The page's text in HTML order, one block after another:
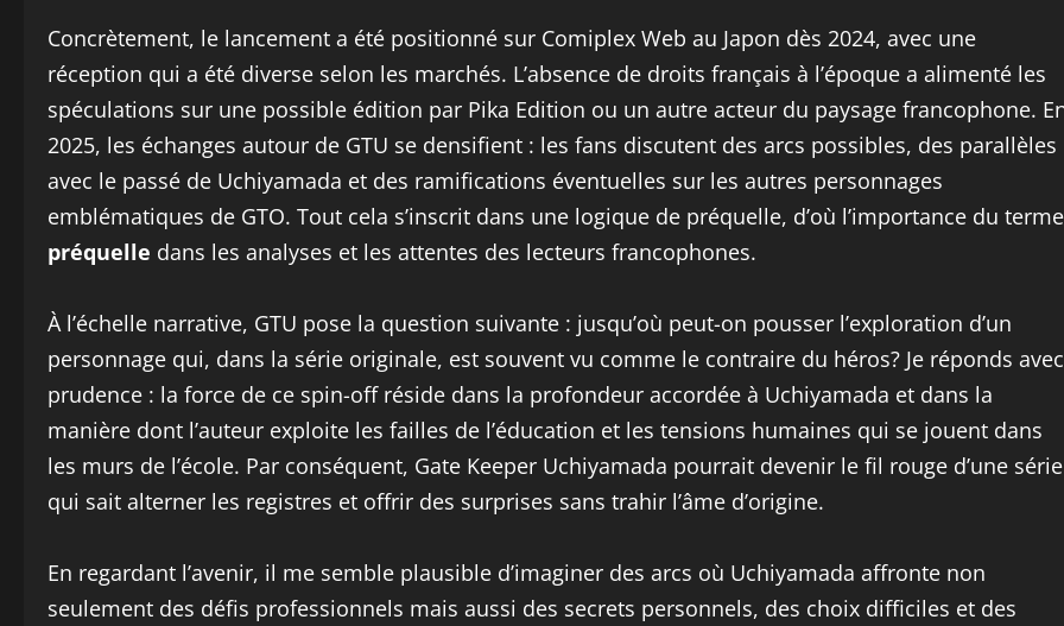
Concrètement, le lancement a été positionné sur Comiplex Web au Japon dès 2024, avec une
réception qui a été diverse selon les marchés. L’absence de droits français à l’époque a alimenté les
spéculations sur une possible édition par Pika Edition ou un autre acteur du paysage francophone.
2025, les échanges autour de GTU se densifient : les fans discutent des arcs possibles, des parallèles
avec le passé de Uchiyamada et des ramifications éventuelles sur les autres personnages
emblématiques de GTO. Tout cela s’inscrit dans une logique de préquelle, d’où l’importance du terme
préquelle dans les analyses et les attentes des lecteurs francophones.
À l’échelle narrative, GTU pose la question suivante : jusqu’où peut-on pousser l’exploration d’un
personnage qui, dans la série originale, est souvent vu comme le contraire du héros? Je réponds avec
prudence : la force de ce spin-off réside dans la profondeur accordée à Uchiyamada et dans la
manière dont l’auteur exploite les failles de l’éducation et les tensions humaines qui se jouent dans
les murs de l’école. Par conséquent, Gate Keeper Uchiyamada pourrait devenir le fil rouge d’une série
qui sait alterner les registres et offrir des surprises sans trahir l’âme d’origine.
En regardant l’avenir, il me semble plausible d’imaginer des arcs où Uchiyamada affronte non
seulement des défis professionnels mais aussi des secrets personnels, des choix difficiles et des